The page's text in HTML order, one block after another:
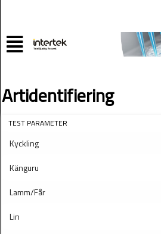
Artidentifiering
TEST PARAMETER
Kyckling
Känguru
Lamm/Får
Lin